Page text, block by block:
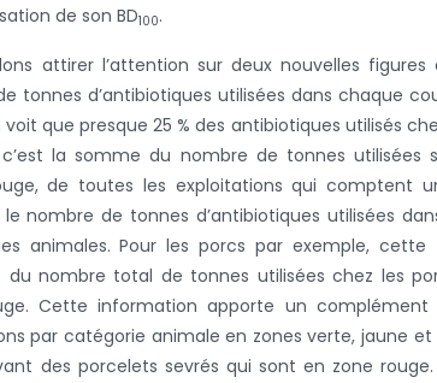
de son BD100.
attirer l’attention sur deux nouvelles
tonnes d’antibiotiques utilisées dans chaque
que presque 25 % des antibiotiques utilisés
la somme du nombre de tonnes utilisées
de toutes les exploitations qui comptent
nombre de tonnes d’antibiotiques utilisées
animales. Pour les porcs par exemple, cette
du nombre total de tonnes utilisées chez les
Cette information apporte un
par catégorie animale en zones verte, jaune
des porcelets sevrés qui sont en zone